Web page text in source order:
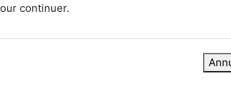
continuer.